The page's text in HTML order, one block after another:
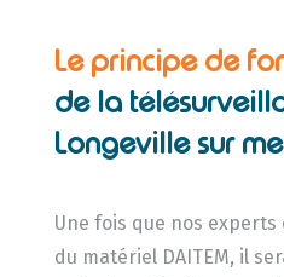
Le principe de
de la
Longeville sur
Une fois que nos experts
du matériel DAITEM, il